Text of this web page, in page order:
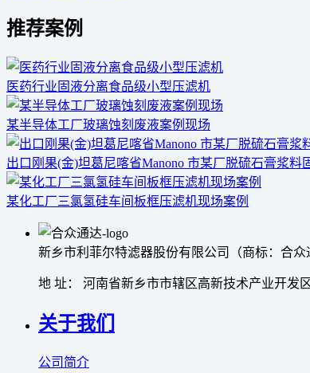
推荐案例
医药行业固液分离食品级小型压滤机
某半导体工厂玻璃蚀刻废液案例现场
出口刚果(金)坦葛尼喀省Manono 市某厂脱硫石膏浆料
某化工厂三氯氢硅车间板框压滤机现场案例
新乡市利菲尔特滤器股份有限公司（商标：合众
地 址： 河南省新乡市市辖区高新技术产业开发
关于我们
公司简介